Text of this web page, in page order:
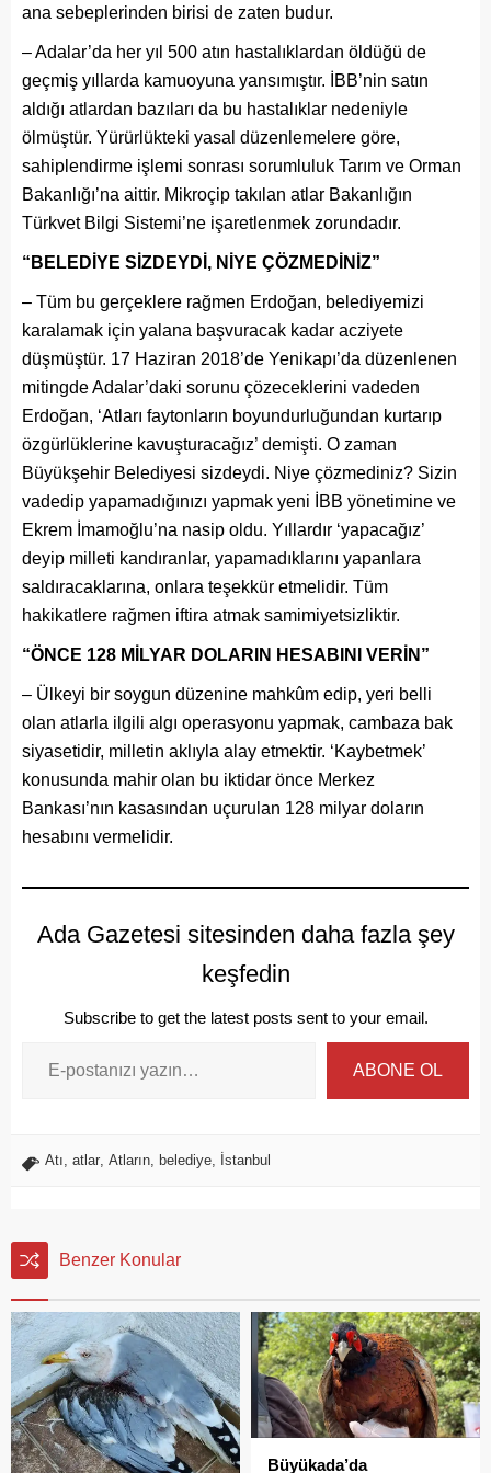
ana sebeplerinden birisi de zaten budur.
– Adalar’da her yıl 500 atın hastalıklardan öldüğü de
geçmiş yıllarda kamuoyuna yansımıştır. İBB’nin satın
aldığı atlardan bazıları da bu hastalıklar nedeniyle
ölmüştür. Yürürlükteki yasal düzenlemelere göre,
sahiplendirme işlemi sonrası sorumluluk Tarım ve Orman
Bakanlığı’na aittir. Mikroçip takılan atlar Bakanlığın
Türkvet Bilgi Sistemi’ne işaretlenmek zorundadır.
“BELEDİYE SİZDEYDİ, NİYE ÇÖZMEDİNİZ”
– Tüm bu gerçeklere rağmen Erdoğan, belediyemizi
karalamak için yalana başvuracak kadar acziyete
düşmüştür. 17 Haziran 2018’de Yenikapı’da düzenlenen
mitingde Adalar’daki sorunu çözeceklerini vadeden
Erdoğan, ‘Atları faytonların boyundurluğundan kurtarıp
özgürlüklerine kavuşturacağız’ demişti. O zaman
Büyükşehir Belediyesi sizdeydi. Niye çözmediniz? Sizin
vadedip yapamadığınızı yapmak yeni İBB yönetimine ve
Ekrem İmamoğlu’na nasip oldu. Yıllardır ‘yapacağız’
deyip milleti kandıranlar, yapamadıklarını yapanlara
saldıracaklarına, onlara teşekkür etmelidir. Tüm
hakikatlere rağmen iftira atmak samimiyetsizliktir.
“ÖNCE 128 MİLYAR DOLARIN HESABINI VERİN”
– Ülkeyi bir soygun düzenine mahkûm edip, yeri belli
olan atlarla ilgili algı operasyonu yapmak, cambaza bak
siyasetidir, milletin aklıyla alay etmektir. ‘Kaybetmek’
konusunda mahir olan bu iktidar önce Merkez
Bankası’nın kasasından uçurulan 128 milyar doların
hesabını vermelidir.
Ada Gazetesi sitesinden daha fazla şey
keşfedin
Subscribe to get the latest posts sent to your email.
ABONE OL
Atı, atlar, Atların, belediye, İstanbul
Benzer Konular
Büyükada’da